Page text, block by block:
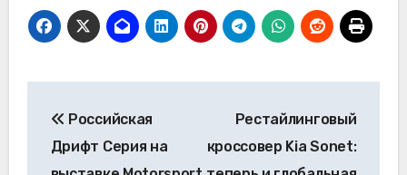
по
Российская
Дрифт Серия на
Рестайлинговый
кроссовер Kia Sonet: